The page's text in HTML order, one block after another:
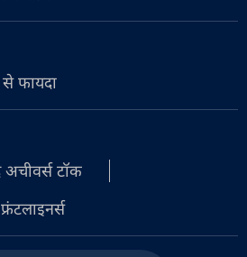
से फायदा
अचीवर्स टॉक
फ्रंटलाइनर्स